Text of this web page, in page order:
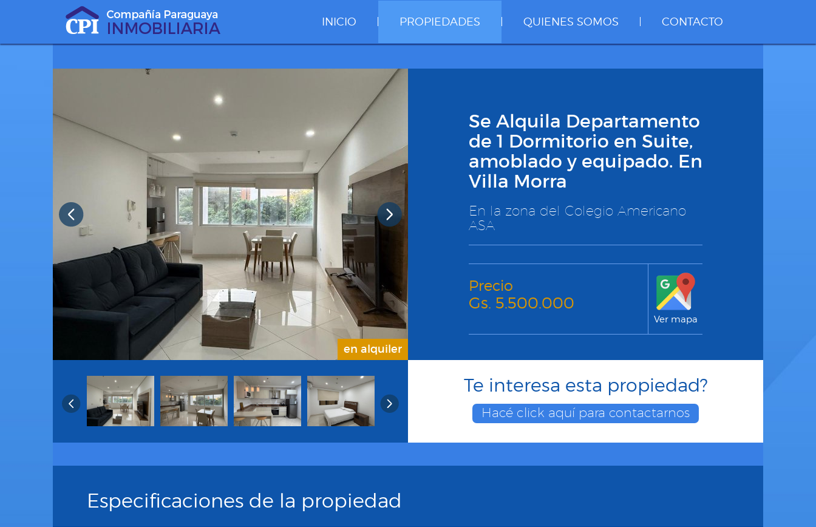
INICIO PROPIEDADES QUIENES SOMOS CONTACTO
en alquiler
Se Alquila Departamento
de 1 Dormitorio en Suite,
amoblado y equipado. En
Villa Morra
En la zona del Colegio Americano
ASA
Precio
Gs. 5.500.000
Ver mapa
Te interesa esta propiedad?
Hacé click aquí para contactarnos
Especificaciones de la propiedad